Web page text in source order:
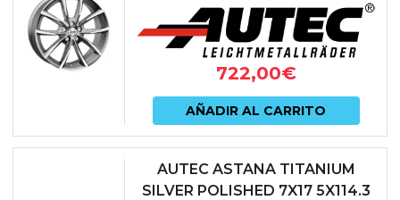
722,00€
AÑADIR AL CARRITO
AUTEC ASTANA TITANIUM
SILVER POLISHED 7X17 5X114.3